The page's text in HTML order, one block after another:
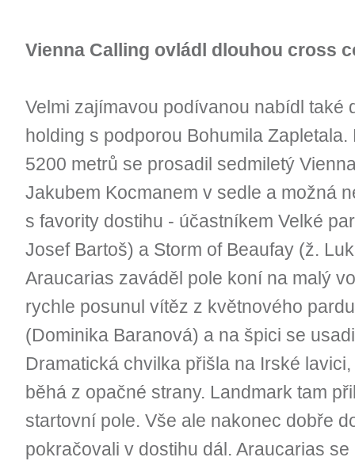
Vienna Calling ovládl dlouhou cross
Velmi zajímavou podívanou nabídl také
holding s podporou Bohumila
5200 metrů se prosadil sedmiletý
Jakubem Kocmanem v sedle a možná
s favority dostihu - účastníkem Velké
Josef Bartoš) a Storm of Beaufay (ž.
Araucarias zaváděl pole koní na malý
rychle posunul vítěz z květnového
(Dominika Baranová) a na špici se
Dramatická chvilka přišla na Irské
běhá z opačné strany. Landmark tam
startovní pole. Vše ale nakonec dobře
pokračovali v dostihu dál. Araucarias